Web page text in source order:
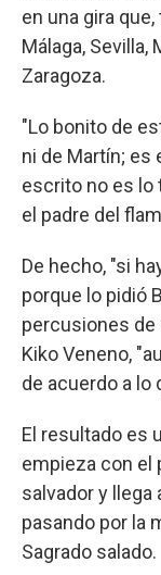
en una gira
Málaga, Sevilla,
Zaragoza.
"Lo bonito de
ni de Martín; es
escrito no es lo
el padre del
De hecho, "si
porque lo pidió
percusiones de
Kiko Veneno,
de acuerdo a lo
El resultado es
empieza con el
salvador y llega
pasando por la
Sagrado salado.